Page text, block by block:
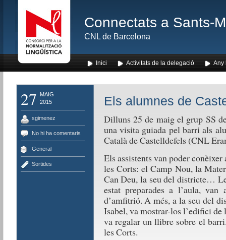
Connectats a Sants-
CNL de Barcelona
Inici Activitats de la delegació Any
27
MAIG
2015
sgimenez
No hi ha comentaris
General
Sortides
Els alumnes de
Dilluns 25 de maig el grup SS
una visita guiada pel barri als
Català de Castelldefels (CNL
Els assistents van poder
les Corts: el Camp Nou, la
Can Deu, la seu del districte…
estat preparades a l’aula,
d’amfitrió. A més, a la seu del
Isabel, va mostrar-los l’edifici
va regalar un llibre sobre el
les Corts.